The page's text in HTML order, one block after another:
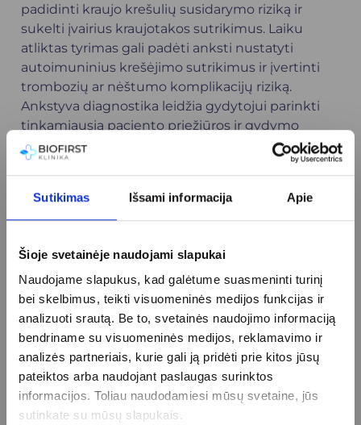
Sutikimas Išsami informacija Apie
Šioje svetainėje naudojami slapukai
Naudojame slapukus, kad galėtume suasmeninti turinį
bei skelbimus, teikti visuomeninės medijos funkcijas ir
analizuoti srautą. Be to, svetainės naudojimo informaciją
bendriname su visuomeninės medijos, reklamavimo ir
analizės partneriais, kurie gali ją pridėti prie kitos jūsų
pateiktos arba naudojant paslaugas surinktos
informacijos. Toliau naudodamiesi mūsų svetaine, jūs
sutinkate su mūsų slapukais.
padidinti kraujo krešulių susidarymo riziką ir
sukelti įvairius kraujotakos sutrikimus. Laiku
atliktas tyrimas gali padėti anksti nustatyti
autoimuninius krešėjimo sutrikimus ir įvertinti
trombozių ar nėštumo komplikacijų riziką.
Ankstyva diagnostika leidžia gydytojui parinkti
tinkamiausią paciento priežiūros ir gydymo
strategiją.
Vis dėlto svarbu pabrėžti, kad vienas teigiamas
tyrimo rezultatas dar nereiškia galutinės
laboratorinių tyrimų duomenimis.
Apie procedūrą
schedule
Tyrimo trukmė
10-15 min.